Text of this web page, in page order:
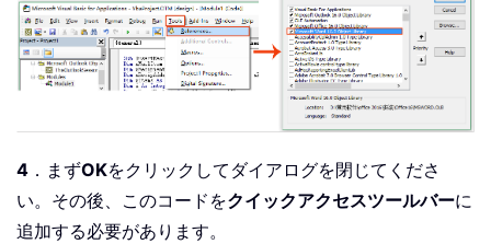
4 ．まずOKをクリックしてダイアログを閉じてくださ
い。その後、このコードをクイックアクセスツールバーに
追加する必要があります。